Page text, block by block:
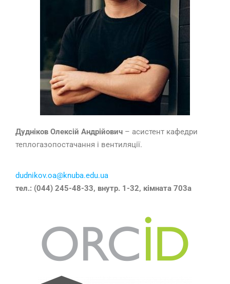
Дудніков Олексій Андрійович – асистент кафедри
теплогазопостачання і вентиляції.
dudnikov.oa@knuba.edu.ua
тел.: (044) 245-48-33, внутр. 1-32, кімната 703а